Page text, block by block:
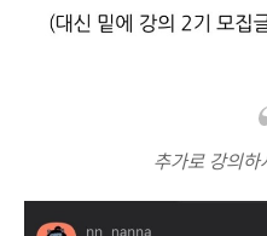
추가로 강의하